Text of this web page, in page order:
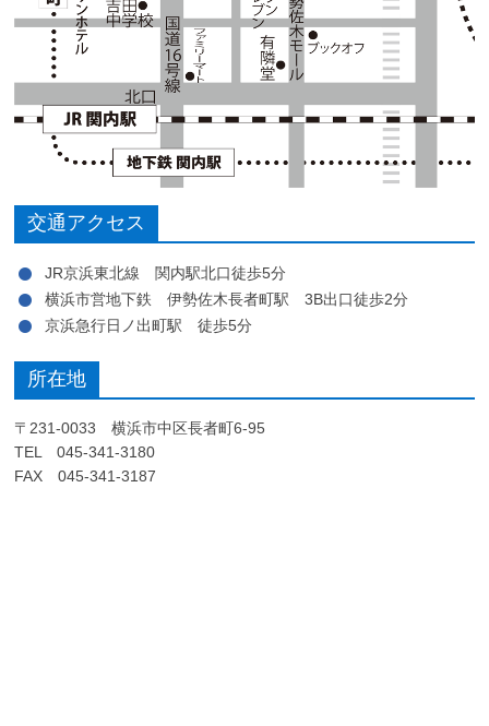
交通アクセス
JR京浜東北線 関内駅北口徒歩5分
横浜市営地下鉄 伊勢佐木長者町駅 3B出口徒歩2分
京浜急行日ノ出町駅 徒歩5分
所在地
〒231-0033 横浜市中区長者町6-95
TEL 045-341-3180
FAX 045-341-3187